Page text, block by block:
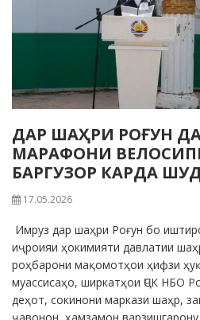
ДАР ШАҲРИ РОҒУН
МАРАФОНИ
БАРГУЗОР КАРДА
17.05.2026
Имруз дар шаҳри Роғун бо
иҷроияи ҳокимияти давлатии
роҳбарони мақомотҳои ҳифзи
муассисаҳо, ширкатҳои ҶСК НБО
деҳот, сокинони маркази шаҳр,